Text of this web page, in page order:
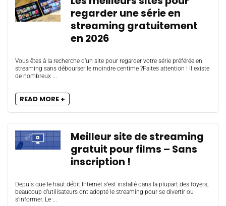
regarder une série en
streaming gratuitement
en 2026
Vous êtes à la recherche d’un site pour regarder votre série préférée en
streaming sans débourser le moindre centime ?Faites attention ! Il existe
de nombreux ...
READ MORE +
Meilleur site de streaming
gratuit pour films – Sans
inscription !
Depuis que le haut débit Internet s’est installé dans la plupart des foyers,
beaucoup d’utilisateurs ont adopté le streaming pour se divertir ou
s’informer. Le ...